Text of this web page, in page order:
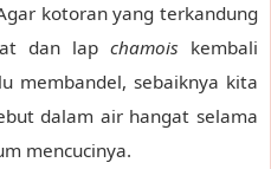
kotoran yang terkandung
dan lap chamois kembali
membandel, sebaiknya kita
dalam air hangat selama
mencucinya.